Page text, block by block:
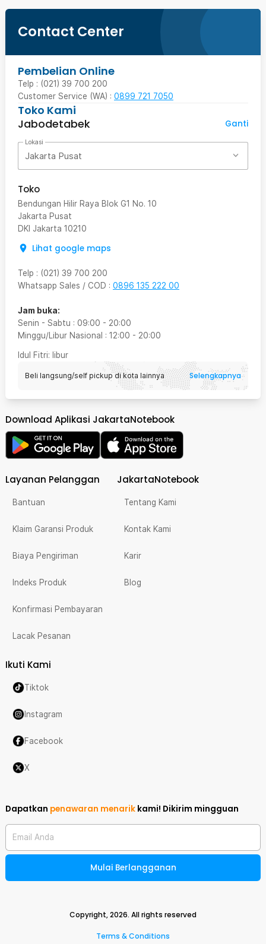
Contact Center
Pembelian Online
Telp : (021) 39 700 200
Customer Service (WA) : 0899 721 7050
Toko Kami
Jabodetabek
Ganti
Lokasi
Jakarta Pusat
Toko
Bendungan Hilir Raya Blok G1 No. 10
Jakarta Pusat
DKI Jakarta 10210
Lihat google maps
Telp : (021) 39 700 200
Whatsapp Sales / COD : 0896 135 222 00
Jam buka:
Senin - Sabtu : 09:00 - 20:00
Minggu/Libur Nasional : 12:00 - 20:00
Idul Fitri: libur
Beli langsung/self pickup di kota lainnya Selengkapnya
Download Aplikasi JakartaNotebook
Layanan Pelanggan
Bantuan
Klaim Garansi Produk
Biaya Pengiriman
Indeks Produk
Konfirmasi Pembayaran
Lacak Pesanan
JakartaNotebook
Tentang Kami
Kontak Kami
Karir
Blog
Ikuti Kami
Tiktok
Instagram
Facebook
X
Dapatkan penawaran menarik kami! Dikirim mingguan
Email Anda
Mulai Berlangganan
Copyright,2026. All rights reserved
Terms & Conditions